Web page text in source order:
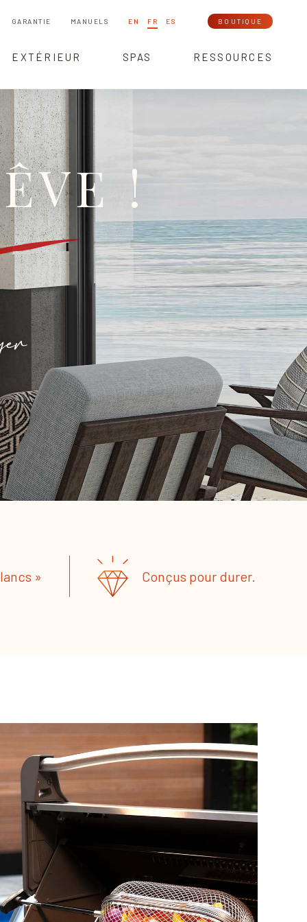
GARANTIE MANUELS EN FR ES
EXTÉRIEUR SPAS RESSOURCES
BOUTIQUE
!
» Conçus pour durer.